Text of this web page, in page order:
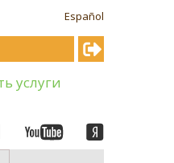
Español
услуги